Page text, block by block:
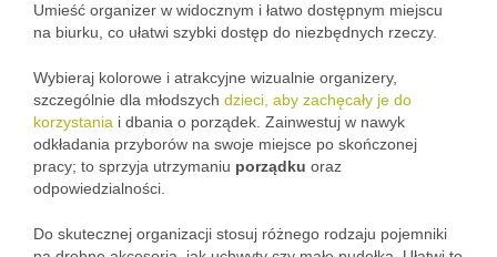
Umieść organizer w widocznym i łatwo dostępnym miejscu
na biurku, co ułatwi szybki dostęp do niezbędnych rzeczy.
Wybieraj kolorowe i atrakcyjne wizualnie organizery,
szczególnie dla młodszych dzieci, aby zachęcały je do
korzystania i dbania o porządek. Zainwestuj w nawyk
odkładania przyborów na swoje miejsce po skończonej
pracy; to sprzyja utrzymaniu porządku oraz
odpowiedzialności.
Do skutecznej organizacji stosuj różnego rodzaju pojemniki